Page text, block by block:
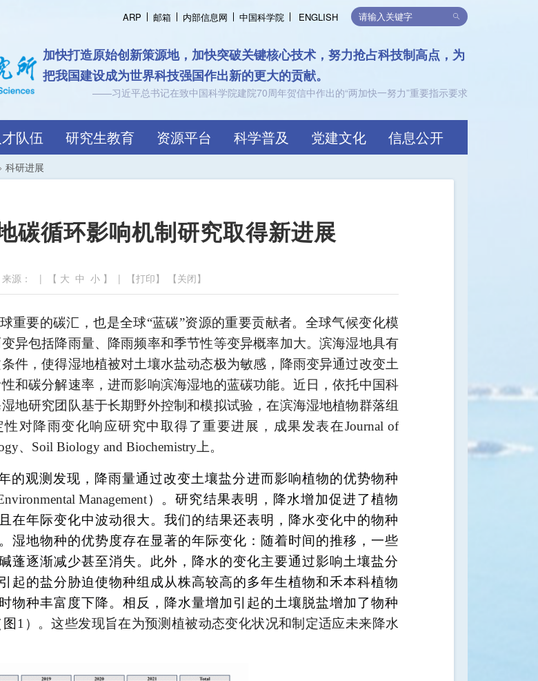
ARP 邮箱 内部信息网 中国科学院 ENGLISH
认知海岸带规律，支持可持续发展
跨越界限，共创价值
队伍 研究生教育 资源平台 科学普及 党建文化 信息公开
科研进展
碳循环影响机制研究取得新进展
来源： | 【 大 中 小 】 | 【打印】 【关闭】
重要的碳汇，也是全球“蓝碳”资源的重要贡献者。全球气候变化模
异包括降雨量、降雨频率和季节性等变异概率加大。滨海湿地具有
件，使得湿地植被对土壤水盐动态极为敏感，降雨变异通过改变土
和碳分解速率，进而影响滨海湿地的蓝碳功能。近日，依托中国科
地研究团队基于长期野外控制和模拟试验，在滨海湿地植物群落组
对降雨变化响应研究中取得了重要进展，成果发表在Journal of
、 Soil Biology and Biochemistry 上。
的观测发现，降雨量通过改变土壤盐分进而影响植物的优势物种
Management）。研究结果表明，降水增加促进了植物
在年际变化中波动很大。我们的结果还表明，降水变化中的物种
湿地物种的优势度存在显著的年际变化：随着时间的推移，一些
蓬逐渐减少甚至消失。此外，降水的变化主要通过影响土壤盐分
起的盐分胁迫使物种组成从株高较高的多年生植物和禾本科植物
物种丰富度下降。相反，降水量增加引起的土壤脱盐增加了物种
1 ）。这些发现旨在为预测植被动态变化状况和制定适应未来降水